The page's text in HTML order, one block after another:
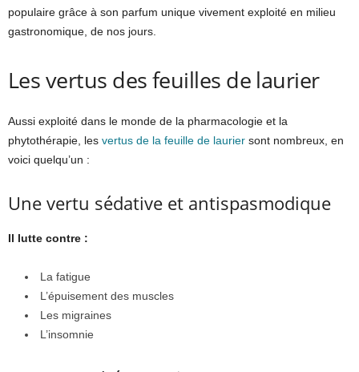
populaire grâce à son parfum unique vivement exploité en milieu
gastronomique, de nos jours.
Les vertus des feuilles de laurier
Aussi exploité dans le monde de la pharmacologie et la
phytothérapie, les vertus de la feuille de laurier sont nombreux, en
voici quelqu’un :
Une vertu sédative et antispasmodique
Il lutte contre :
La fatigue
L’épuisement des muscles
Les migraines
L’insomnie